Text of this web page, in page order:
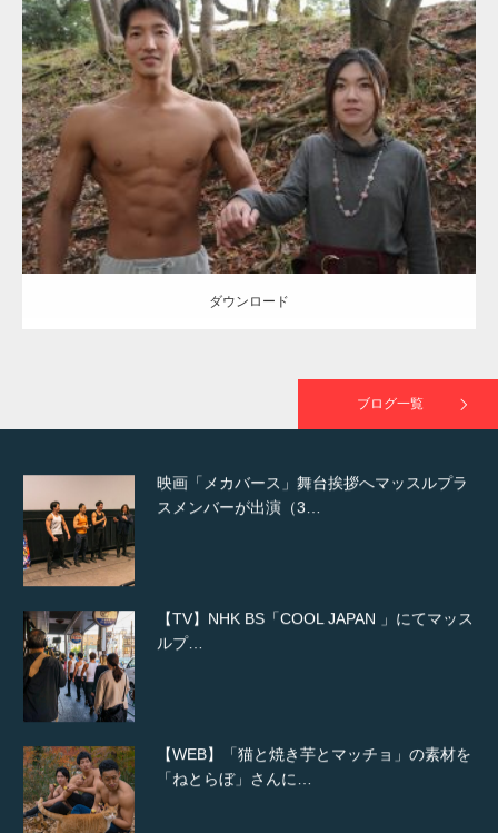
Update:2021.07.8
Category:公園のマッチョ その他 AKIHITO(細マッチョ) 大胸筋 腹筋
ダウンロード
ダウンロード
ブログ一覧
TOKYO FMラジオ番組「ONE MORNING」
で紹介さ…
NHK「所さん！事件ですよ」に取材されまし
た（6/8放送）
映画「メカバース」舞台挨拶へマッスルプラ
スメンバーが出演（3…
【TV】NHK BS「COOL JAPAN 」にてマッス
ルプ…
【WEB】「猫と焼き芋とマッチョ」の素材を
「ねとらぼ」さんに…